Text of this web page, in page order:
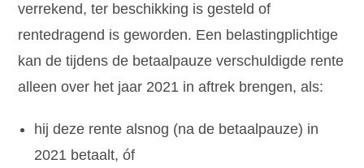
verrekend, ter beschikking is gesteld of
rentedragend is geworden. Een belastingplichtige
kan de tijdens de betaalpauze verschuldigde rente
alleen over het jaar 2021 in aftrek brengen, als:
hij deze rente alsnog (na de betaalpauze) in
2021 betaalt, óf